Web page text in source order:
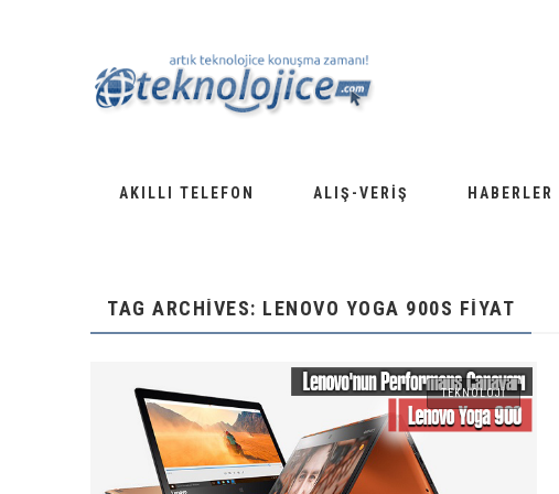
AKILLI TELEFON ALIŞ-VERIŞ HABERLER
TAG ARCHIVES: LENOVO YOGA 900S FIYAT
TEKNOLOJI